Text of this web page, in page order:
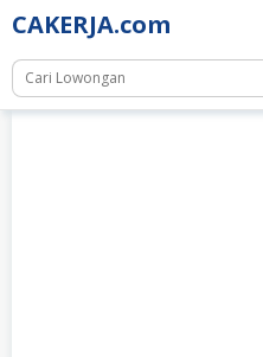
Skip
to
content
CAKERJA.com